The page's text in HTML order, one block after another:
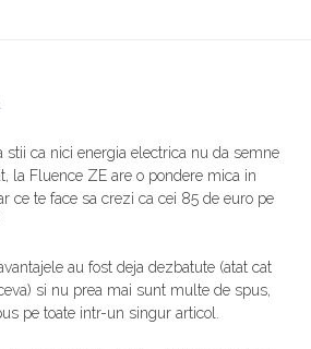
stii ca nici energia electrica nu da semne
la Fluence ZE are o pondere mica in
ce te face sa crezi ca cei 85 de euro pe
au fost deja dezbatute (atat cat
si nu prea mai sunt multe de spus,
pe toate intr-un singur articol.